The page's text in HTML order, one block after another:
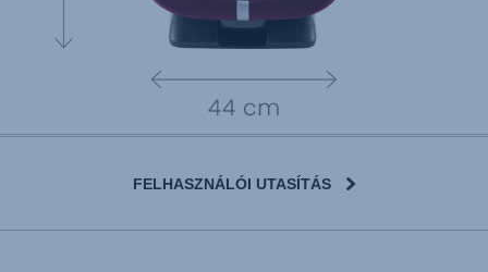
FELHASZNÁLÓI UTASÍTÁS